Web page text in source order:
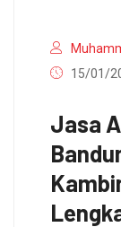
15/01/
Jasa